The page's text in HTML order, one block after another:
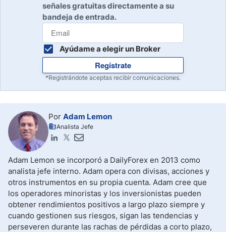
señales gratuitas directamente a su
bandeja de entrada.
Ayúdame a elegir un Broker
Regístrate
*Registrándote aceptas recibir comunicaciones.
Por Adam Lemon
Analista Jefe
Adam Lemon se incorporó a DailyForex en 2013 como
analista jefe interno. Adam opera con divisas, acciones y
otros instrumentos en su propia cuenta. Adam cree que
los operadores minoristas y los inversionistas pueden
obtener rendimientos positivos a largo plazo siempre y
cuando gestionen sus riesgos, sigan las tendencias y
perseveren durante las rachas de pérdidas a corto plazo,